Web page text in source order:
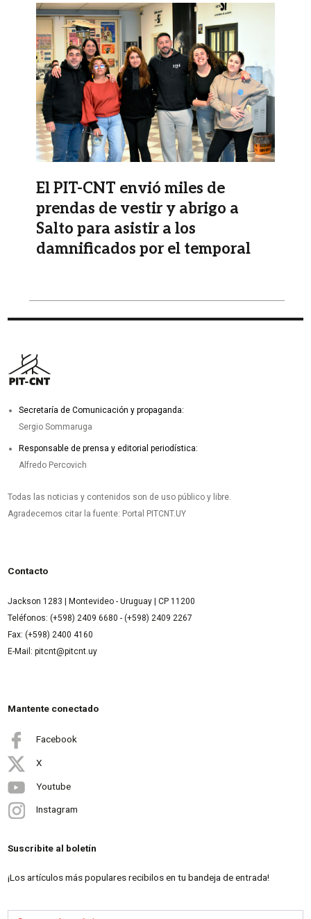
Imagen
El PIT-CNT envió miles de
prendas de vestir y abrigo a
Salto para asistir a los
damnificados por el temporal
Secretaría de Comunicación y propaganda:
Sergio Sommaruga
Responsable de prensa y editorial periodística:
Alfredo Percovich
Todas las noticias y contenidos son de uso público y libre.
Agradecemos citar la fuente: Portal PITCNT.UY
Contacto
Jackson 1283 | Montevideo - Uruguay | CP 11200
Teléfonos: (+598) 2409 6680 - (+598) 2409 2267
Fax: (+598) 2400 4160
E-Mail: pitcnt@pitcnt.uy
Mantente conectado
Facebook
X
Youtube
Instagram
Suscribite al boletín
¡Los artículos más populares recibilos en tu bandeja de entrada!